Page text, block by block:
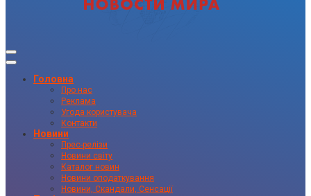
Головна
Про нас
Реклама
Угода користувача
Контакти
Новини
Прес-релізи
Новини світу
Каталог новин
Новини оподаткування
Новини, Скандали, Сенсації